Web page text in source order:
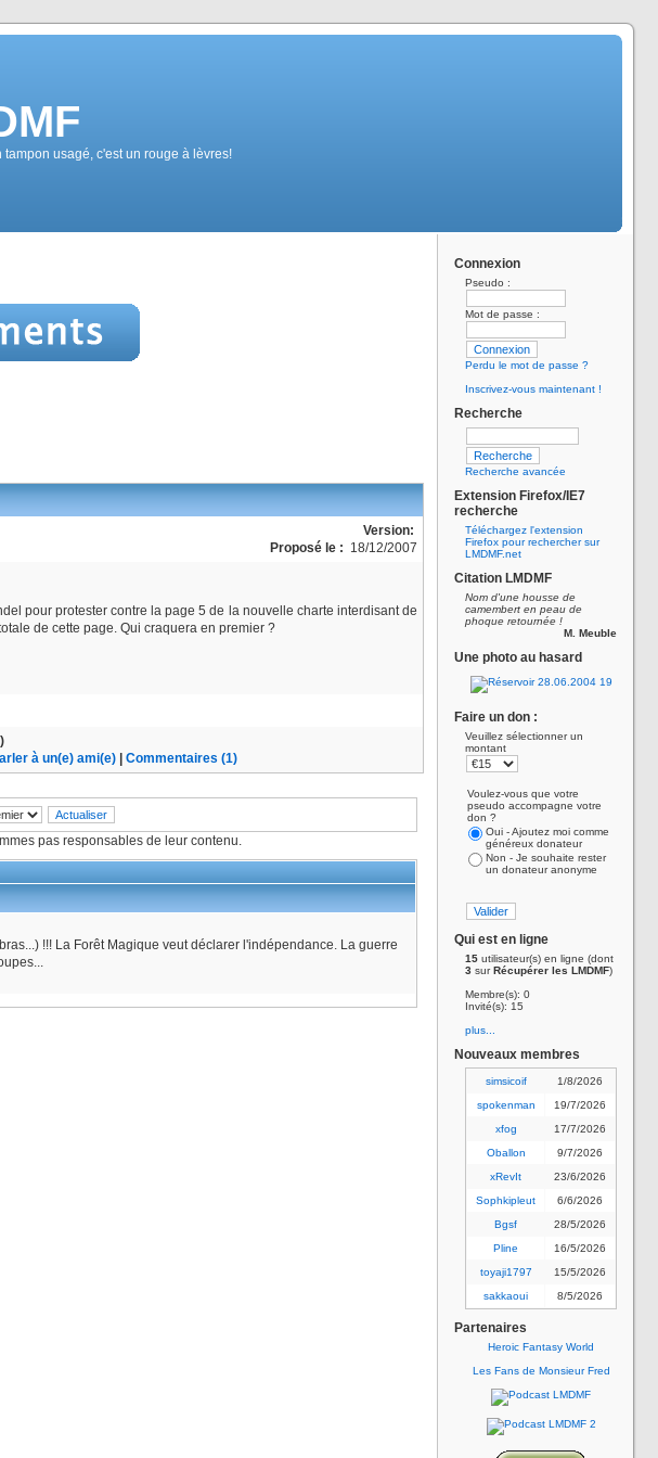
usagé, c'est un rouge à lèvres!
Version:
Proposé le : 18/12/2007
pour protester contre la page 5 de la nouvelle charte interdisant de
de cette page. Qui craquera en premier ?
à un(e) ami(e) Commentaires (1)
pas responsables de leur contenu.
!!! La Forêt Magique veut déclarer l'indépendance. La guerre
Connexion
Pseudo :
Mot de passe :
Perdu le mot de passe ?
Inscrivez-vous maintenant !
Recherche
Recherche avancée
Extension Firefox/IE7
recherche
Téléchargez l'extension
Firefox pour rechercher sur
LMDMF.net
Citation LMDMF
Nom d'une housse de
camembert en peau de
phoque retournée !
M. Meuble
Une photo au hasard
Faire un don :
Veuillez sélectionner un
montant
Voulez-vous que votre
pseudo accompagne votre
don ?
Oui - Ajoutez moi comme
généreux donateur
Non - Je souhaite rester
un donateur anonyme
Qui est en ligne
15 utilisateur(s) en ligne (dont
3 surRécupérer les LMDMF)
Membre(s): 0
Invité(s): 15
plus...
Nouveaux membres
simsicoif
1/8/2026
spokenman
19/7/2026
xfog
17/7/2026
Oballon
9/7/2026
xRevIt
23/6/2026
Sophkipleut
6/6/2026
Bgsf
28/5/2026
Pline
16/5/2026
toyaji1797
15/5/2026
sakkaoui
8/5/2026
Partenaires
Heroic Fantasy World
Les Fans de Monsieur Fred